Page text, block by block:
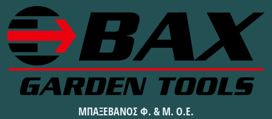
ΜΠΑΞΕΒΑΝΟΣ Φ. & Μ. Ο.Ε.